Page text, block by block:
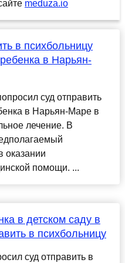
meduza.io
в психбольницу
в Нарьян-
суд отправить
в Нарьян-Маре в
лечение. В
оказании
помощи. ...
в детском саду в
в психбольницу
суд отправить в